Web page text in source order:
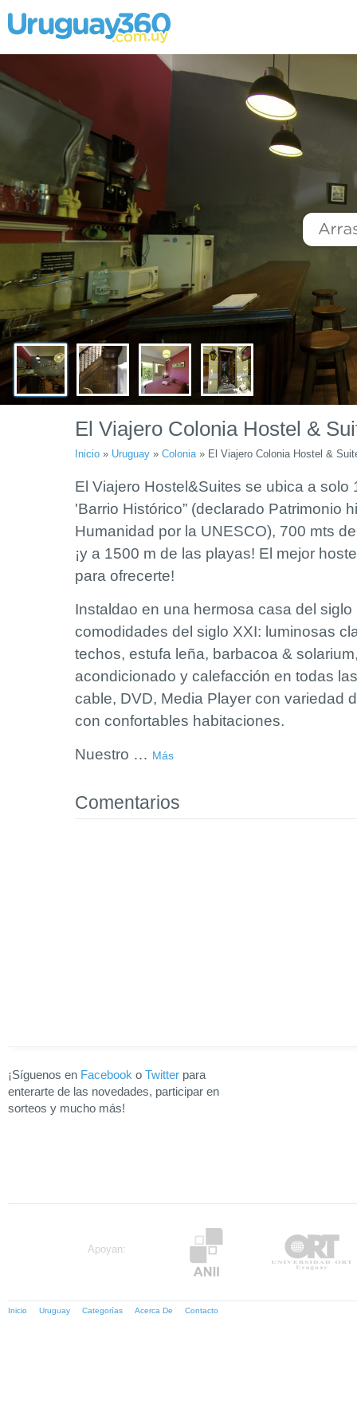
El Viajero Colonia Hostel &
Inicio » Uruguay » Colonia» El Viajero Colonia Hostel &
El Viajero Hostel&Suites se ubica a solo
'Barrio Histórico” (declarado Patrimonio
Humanidad por la UNESCO), 700 mts
¡y a 1500 m de las playas! El mejor
para ofrecerte!
Instaldao en una hermosa casa del
comodidades del siglo XXI: luminosas
techos, estufa leña, barbacoa &
acondicionado y calefacción en todas
cable, DVD, Media Player con variedad
con confortables habitaciones.
Nuestro … Más
Comentarios
¡Síguenos en Facebook o Twitter para
enterarte de las novedades, participar en
sorteos y mucho más!
Apoyan:
Inicio Uruguay Categorías Acerca De Contacto